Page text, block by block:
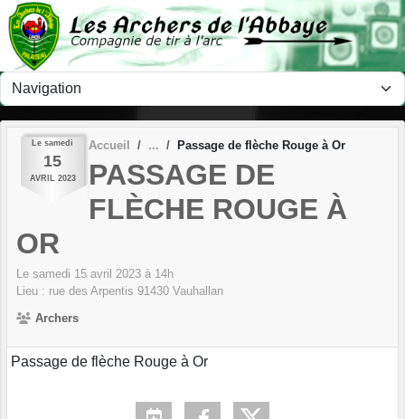
Le samedi
15
AVRIL 2023
Accueil Passage de flèche Rouge à Or
PASSAGE DE
FLÈCHE ROUGE À
OR
Le samedi 15 avril 2023 à 14h
Lieu : rue des Arpentis 91430 Vauhallan
Archers
Passage de flèche Rouge à Or
Panneau de gestion des cookies